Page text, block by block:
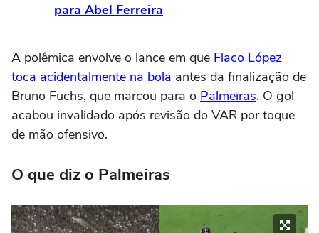
para Abel Ferreira
A polêmica envolve o lance em que Flaco López
toca acidentalmente na bola antes da finalização de
Bruno Fuchs, que marcou para o Palmeiras. O gol
acabou invalidado após revisão do VAR por toque
de mão ofensivo.
O que diz o Palmeiras